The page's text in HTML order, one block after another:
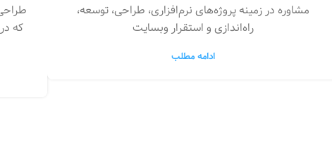
مشاوره در زمینه پروژه‌های نرم‌افزاری، طراحی، توسعه،
راه‌اندازی و استقرار وبسایت
ادامه مطلب
که